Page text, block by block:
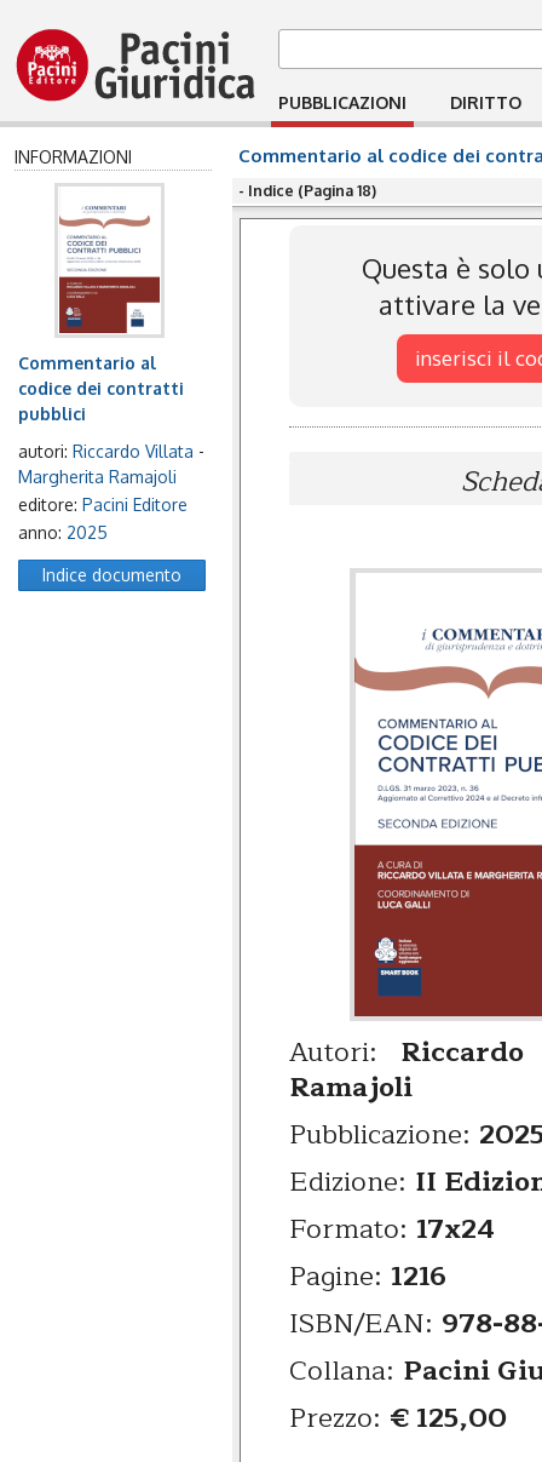
PUBBLICAZIONI DIRITTO
INFORMAZIONI
Commentario al
codice dei contratti
pubblici
autori: Riccardo Villata -
Margherita Ramajoli
editore: Pacini Editore
anno: 2025
Indice documento
Commentario al codice dei
- Indice (Pagina 18)
Questa è
attivare la
inserisci il
Autori:
Ramajoli
Pubblicazione:
Edizione: II
Formato: 17x24
Pagine: 1216
ISBN/EAN: 978-
Collana: Pacini
Prezzo: € 125,00